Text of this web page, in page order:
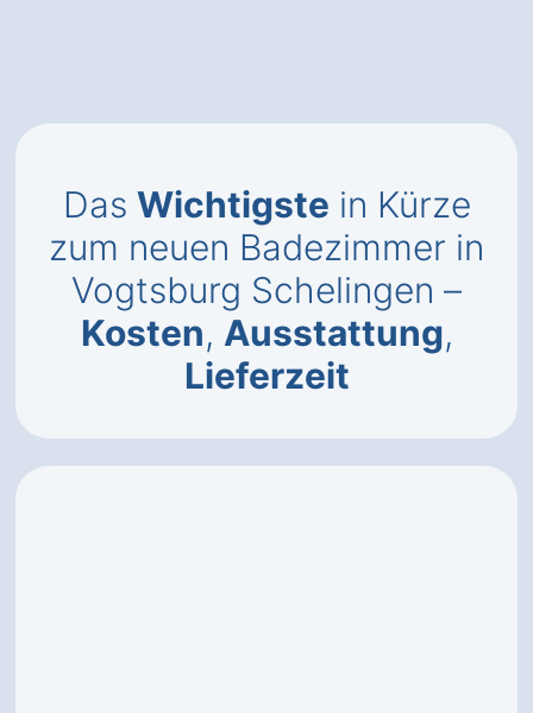
Das Wichtigste in Kürze
zum neuen Badezimmer in
Vogtsburg Schelingen –
Kosten, Ausstattung,
Lieferzeit